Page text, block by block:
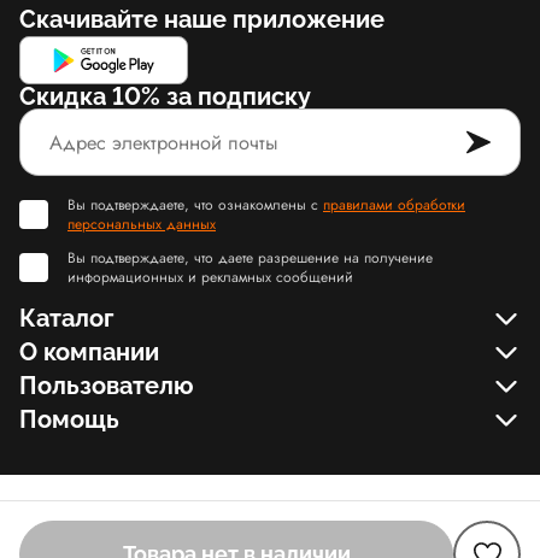
Скачивайте наше приложение
Скидка 10% за подписку
Вы подтверждаете, что ознакомлены с правилами обработки
персональных данных
Вы подтверждаете, что даете разрешение на получение
информационных и рекламных сообщений
Каталог
О компании
Пользователю
Помощь